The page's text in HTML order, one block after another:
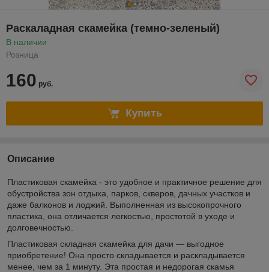
Раскаладная скамейка (темно-зеленый)
В наличии
Розница
160 руб.
Купить
Описание
Пластиковая скамейка - это удобное и практичное решение для
обустройства зон отдыха, парков, скверов, дачных участков и
даже балконов и лоджий. Выполненная из высокопрочного
пластика, она отличается легкостью, простотой в уходе и
долговечностью.
Пластиковая складная скамейка для дачи — выгодное
приобретение! Она просто складывается и раскладывается
менее, чем за 1 минуту. Эта простая и недорогая скамья